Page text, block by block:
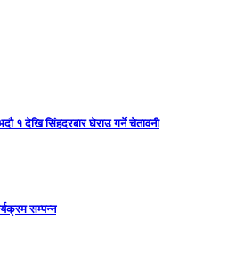
१ देखि सिंहदरबार घेराउ गर्ने चेतावनी
सम्पन्न